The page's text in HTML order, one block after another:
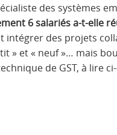
des systèmes
6 salariés a-t-elle
intégrer des projets
» et « neuf »… mais
de GST, à lire